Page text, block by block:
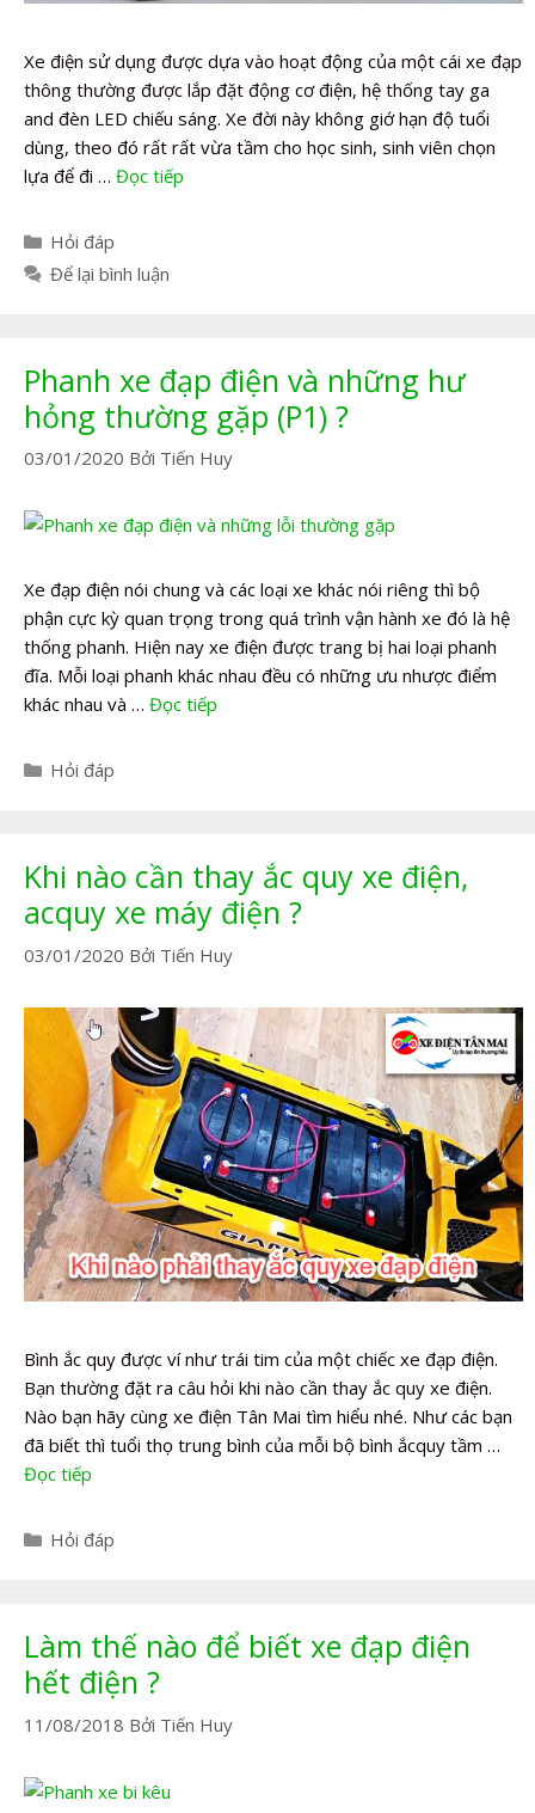
Xe điện sử dụng được dựa vào hoạt động của một cái xe đạp
thông thường được lắp đặt động cơ điện, hệ thống tay ga
and đèn LED chiếu sáng. Xe đời này không giớ hạn độ tuổi
dùng, theo đó rất rất vừa tầm cho học sinh, sinh viên chọn
lựa để đi … Đọc tiếp
Danh
mục
Hỏi đáp
Để lại bình luận
Phanh xe đạp điện và những hư
hỏng thường gặp (P1) ?
03/01/2020 Bởi Tiến Huy
Xe đạp điện nói chung và các loại xe khác nói riêng thì bộ
phận cực kỳ quan trọng trong quá trình vận hành xe đó là hệ
thống phanh. Hiện nay xe điện được trang bị hai loại phanh
đĩa. Mỗi loại phanh khác nhau đều có những ưu nhược điểm
khác nhau và … Đọc tiếp
Danh
Hỏi đáp
Khi nào cần thay ắc quy xe điện,
acquy xe máy điện ?
03/01/2020 Bởi Tiến Huy
Bình ắc quy được ví như trái tim của một chiếc xe đạp điện.
Bạn thường đặt ra câu hỏi khi nào cần thay ắc quy xe điện.
Nào bạn hãy cùng xe điện Tân Mai tìm hiểu nhé. Như các bạn
đã biết thì tuổi thọ trung bình của mỗi bộ bình ắcquy tầm …
Đọc tiếp
Danh
Hỏi đáp
Làm thế nào để biết xe đạp điện
hết điện ?
11/08/2018 Bởi Tiến Huy